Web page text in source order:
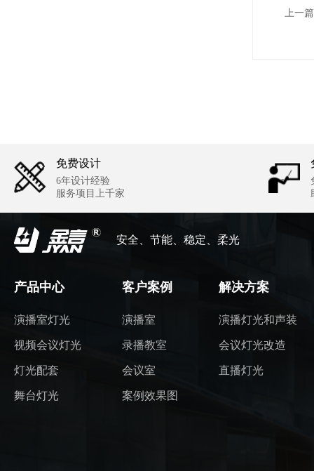
上一
免费设计
6年设计经验
服务项目上千家
安全、节能、稳定、柔光
产品中心
演播室灯光
视频会议灯光
灯光配套
舞台灯光
客户案例
演播室
录播教室
会议室
案例效果图
解决方案
演播灯光和声装
会议灯光改造
直播灯光